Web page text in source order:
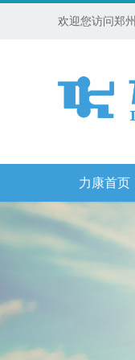
欢迎您访问郑
力康首页